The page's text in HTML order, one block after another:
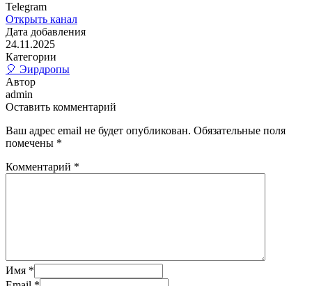
Telegram
Открыть канал
Дата добавления
24.11.2025
Категории
🎈 Эирдропы
Автор
admin
Оставить комментарий
Ваш адрес email не будет опубликован. Обязательные поля
помечены *
Комментарий *
Имя *